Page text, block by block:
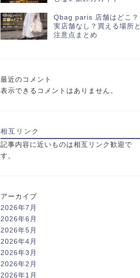
Qbag paris 店舗はどこ？
実店舗なし？買える場所と
注意点まとめ
最近のコメント
表示できるコメントはありません。
相互リンク
記事内容に近いものは相互リンク歓迎で
す。
アーカイブ
2026年7月
2026年6月
2026年5月
2026年4月
2026年3月
2026年2月
2026年1月